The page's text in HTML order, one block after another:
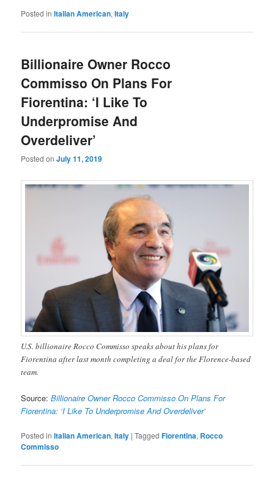
Posted in Italian American,Italy
Billionaire Owner Rocco
Commisso On Plans For
Fiorentina: ‘I Like To
Underpromise And
Overdeliver’
Posted onJuly 11, 2019
U.S. billionaire Rocco Commisso speaks about his plans for
Fiorentina after last month completing a deal for the Florence-based
team.
Source:Billionaire Owner Rocco Commisso On Plans For
Fiorentina: ‘I Like To Underpromise And Overdeliver’
Posted in Italian American,Italy |Tagged Fiorentina, Rocco
Commisso